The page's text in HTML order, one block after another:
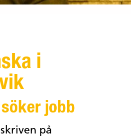
i
jobb
på